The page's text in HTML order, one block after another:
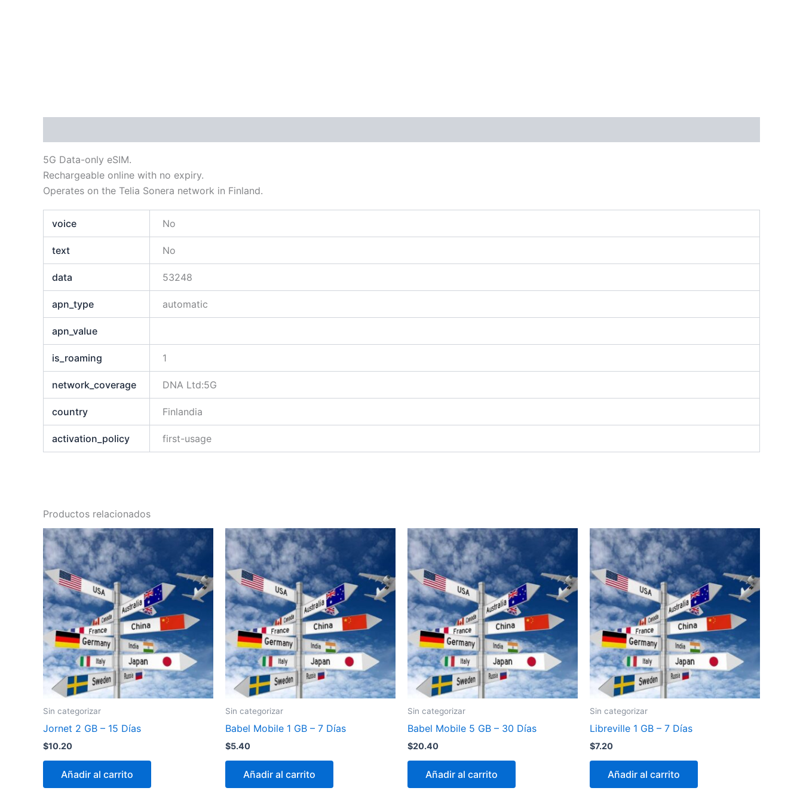
5G Data-only eSIM.
Rechargeable online with no expiry.
Operates on the Telia Sonera network in Finland.
voice No
text No
data 53248
apn_type automatic
apn_value
is_roaming 1
network_coverage DNA Ltd:5G
country Finlandia
activation_policy first-usage
Productos relacionados
Sin categorizar
Jornet 2 GB – 15 Días
$10.20
Añadir al carrito
Sin categorizar
Babel Mobile 1 GB – 7 Días
$5.40
Añadir al carrito
Sin categorizar
Babel Mobile 5 GB – 30 Días
$20.40
Añadir al carrito
Sin categorizar
Libreville 1 GB – 7 Días
$7.20
Añadir al carrito